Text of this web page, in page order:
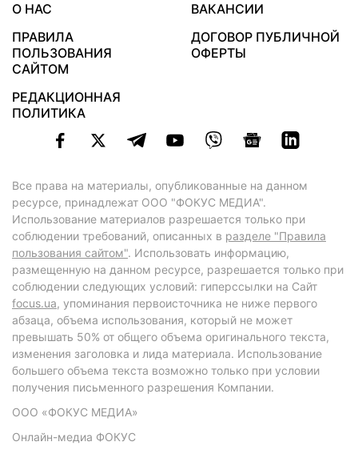
О НАС
ВАКАНСИИ
ПРАВИЛА
ПОЛЬЗОВАНИЯ
САЙТОМ
ДОГОВОР ПУБЛИЧНОЙ
ОФЕРТЫ
РЕДАКЦИОННАЯ
ПОЛИТИКА
Все права на материалы, опубликованные на данном
ресурсе, принадлежат ООО "ФОКУС МЕДИА".
Использование материалов разрешается только при
соблюдении требований, описанных в разделе "Правила
пользования сайтом". Использовать информацию,
размещенную на данном ресурсе, разрешается только при
соблюдении следующих условий: гиперссылки на Сайт
focus.ua, упоминания первоисточника не ниже первого
абзаца, объема использования, который не может
превышать 50% от общего объема оригинального текста,
изменения заголовка и лида материала. Использование
большего объема текста возможно только при условии
получения письменного разрешения Компании.
ООО «ФОКУС МЕДИА»
Онлайн-медиа ФОКУС